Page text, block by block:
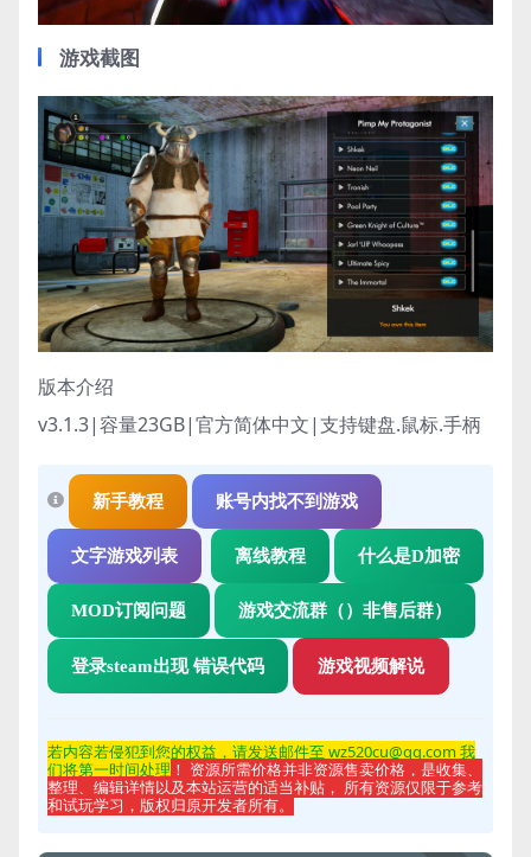
游戏截图
版本介绍
v3.1.3|容量23GB|官方简体中文|支持键盘.鼠标.手柄
新手教程 账号内找不到游戏
文字游戏列表 离线教程 什么是D加密
MOD订阅问题 游戏交流群（）非售后群）
登录steam出现 错误代码 游戏视频解说
若内容若侵犯到您的权益，请发送邮件至 wz520cu@qq.com 我
们将第一时间处理 ！ 资源所需价格并非资源售卖价格，是收集、
整理、编辑详情以及本站运营的适当补贴， 所有资源仅限于参考
和试玩学习，版权归原开发者所有。